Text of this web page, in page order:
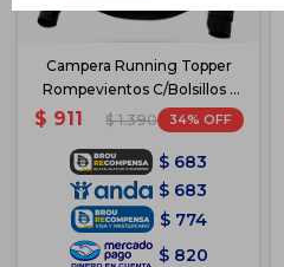
Campera Running Topper
Rompevientos C/Bolsillos -
Negro
$ 911 $ 1.390 34
$ 683
$ 683
$ 774
$ 820